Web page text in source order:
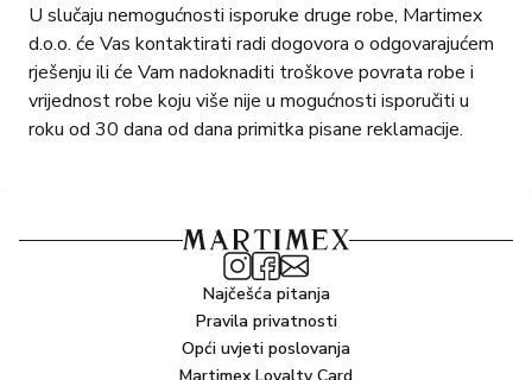
U slučaju nemogućnosti isporuke druge robe, Martimex
d.o.o. će Vas kontaktirati radi dogovora o odgovarajućem
rješenju ili će Vam nadoknaditi troškove povrata robe i
vrijednost robe koju više nije u mogućnosti isporučiti u
roku od 30 dana od dana primitka pisane reklamacije.
Najčešća pitanja
Pravila privatnosti
Opći uvjeti poslovanja